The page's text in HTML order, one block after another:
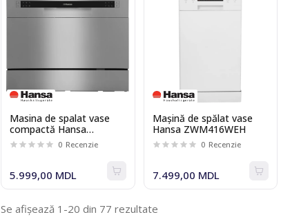
Masina de spalat vase
compactă Hansa
ZWM536SH
0 Recenzie
5.999,00 MDL
Maşină de spălat vase
Hansa ZWM416WEH
0 Recenzie
7.499,00 MDL
Se afișează 1-20 din 77 rezultate